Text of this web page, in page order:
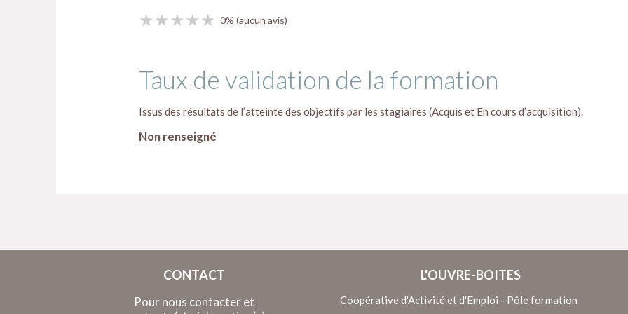
★★★★★
★★★★★ 0% (aucun avis)
Taux de validation de la formation
Issus des résultats de l’atteinte des objectifs par les stagiaires (Acquis et En cours d’acquisition).
Non renseigné
CONTACT
Pour nous contacter et
L'OUVRE-BOITES
Coopérative d'Activité et d'Emploi - Pôle formation